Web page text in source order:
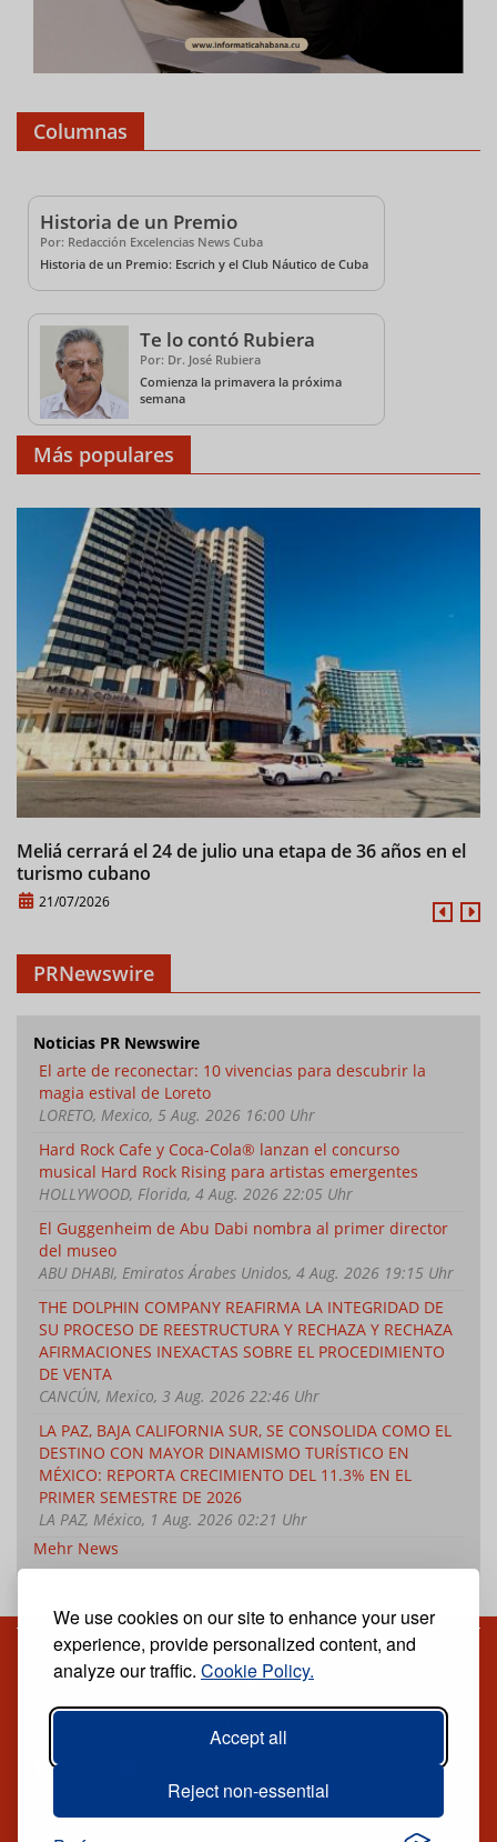
We use cookies on our site to enhance your user
experience, provide personalized content, and
analyze our traffic. Cookie Policy.
Accept all
Reject non-essential
Columnas
Historia de un Premio
Por: Redacción Excelencias News Cuba
Historia de un Premio: Escrich y el Club Náutico de Cuba
Te lo contó Rubiera
Por: Dr. José Rubiera
Comienza la primavera la próxima
semana
Más populares
Meliá cerrará el 24 de julio una etapa de 36 años en el
turismo cubano
21/07/2026
PRNewswire
Noticias PR Newswire
El arte de reconectar: 10 vivencias para descubrir la
magia estival de Loreto
LORETO, Mexico, 5 Aug. 2026 16:00 Uhr
Hard Rock Cafe y Coca-Cola® lanzan el concurso
musical Hard Rock Rising para artistas emergentes
HOLLYWOOD, Florida, 4 Aug. 2026 22:05 Uhr
El Guggenheim de Abu Dabi nombra al primer director
del museo
ABU DHABI, Emiratos Árabes Unidos, 4 Aug. 2026 19:15 Uhr
THE DOLPHIN COMPANY REAFIRMA LA INTEGRIDAD DE
SU PROCESO DE REESTRUCTURA Y RECHAZA Y RECHAZA
AFIRMACIONES INEXACTAS SOBRE EL PROCEDIMIENTO
DE VENTA
CANCÚN, Mexico, 3 Aug. 2026 22:46 Uhr
LA PAZ, BAJA CALIFORNIA SUR, SE CONSOLIDA COMO EL
DESTINO CON MAYOR DINAMISMO TURÍSTICO EN
MÉXICO: REPORTA CRECIMIENTO DEL 11.3% EN EL
PRIMER SEMESTRE DE 2026
LA PAZ, México, 1 Aug. 2026 02:21 Uhr
Mehr News
Reciba nuestro periódico digital semanal gratuito
Suscríbete